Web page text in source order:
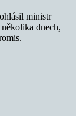
ministr
dnech,